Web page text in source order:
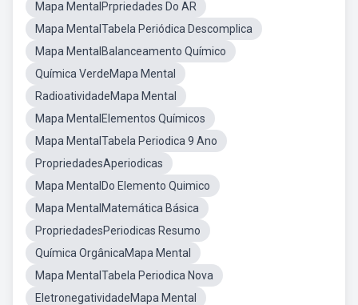
Mapa MentalPrpriedades Do AR
Mapa MentalTabela Periódica Descomplica
Mapa MentalBalanceamento Químico
Química VerdeMapa Mental
RadioatividadeMapa Mental
Mapa MentalElementos Químicos
Mapa MentalTabela Periodica 9 Ano
PropriedadesAperiodicas
Mapa MentalDo Elemento Quimico
Mapa MentalMatemática Básica
PropriedadesPeriodicas Resumo
Química OrgânicaMapa Mental
Mapa MentalTabela Periodica Nova
EletronegatividadeMapa Mental